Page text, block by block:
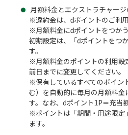
月額料金とエクストラチャージ
※違約金は、dポイントのご利用
※月額料金にdポイントをつか
初期設定は、「dポイントをつ
す。
※月額料金のポイントの利用設
前日までに変更してください。
※保有しているすべてのポイン
む）を自動的に毎月の月額料
す。なお、dポイント1P＝充当
※ポイントは「期間・用途限定
ます。